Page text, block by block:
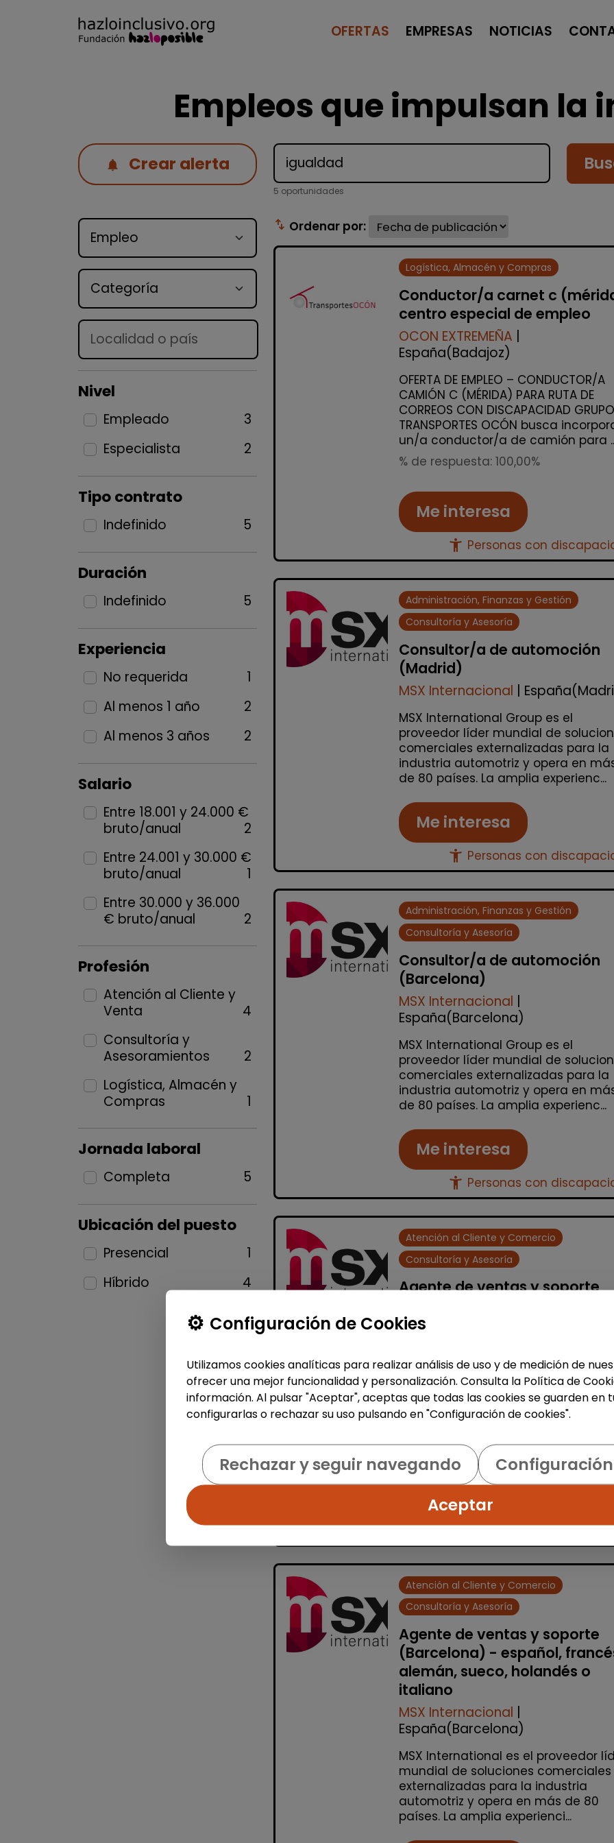
OFERTAS EMPRESAS NOTICIAS
Empleos que impulsan la
Crear alerta
Tipo de oferta
Categoría
Lugar
Nivel
Empleado
3
Especialista
2
Tipo contrato
Indefinido 5
Duración
Indefinido 5
Experiencia
No requerida
1
Al menos 1 año
2
Al menos 3 años
2
Salario
Entre 18.001 y 24.000 €
bruto/anual
2
Entre 24.001 y 30.000 €
bruto/anual
1
Entre 30.000 y 36.000
€ bruto/anual
2
Profesión
Atención al Cliente y
Venta
4
Consultoría y
Asesoramientos
2
Logística, Almacén y
Compras
1
Jornada laboral
Completa 5
Ubicación del puesto
Presencial
1
Híbrido
4
5 oportunidades
swap_vert Ordenar por:
Logística, Almacén y Compras
Conductor/a carnet c
centro especial de empleo
OCON EXTREMEÑA |
España(Badajoz)
OFERTA DE EMPLEO – CONDUCTOR/A
CAMIÓN C (MÉRIDA) PARA RUTA DE
CORREOS CON DISCAPACIDAD GRUPO
TRANSPORTES OCÓN busca
un/a conductor/a de camión para
% de respuesta: 100,00%
Me interesa
accessibility_new Personas con
Administración, Finanzas y Gestión
Consultoría y Asesoría
Consultor/a de automoción
(Madrid)
MSX Internacional |
MSX International Group es el
proveedor líder mundial de
comerciales externalizadas para la
industria automotriz y opera en
de 80 países. La amplia experienc...
Me interesa
accessibility_new Personas con
Administración, Finanzas y Gestión
Consultoría y Asesoría
Consultor/a de automoción
(Barcelona)
MSX Internacional |
España(Barcelona)
MSX International Group es el
proveedor líder mundial de
comerciales externalizadas para la
industria automotriz y opera en
de 80 países. La amplia experienc...
Me interesa
accessibility_new Personas con
Atención al Cliente y Comercio
Consultoría y Asesoría
Agente de ventas y soporte
alemán, sueco, holandés o
MSX Internacional|
MSX International es el proveedor
mundial de soluciones comerciales
externalizadas para la industria
países. La amplia experienci...
Me interesa
accessibility_newPersonas con
Atención al Cliente y Comercio
Consultoría y Asesoría
Agente de ventas y soporte
(Barcelona) - español,
alemán, sueco, holandés o
italiano
MSX Internacional
España(Barcelona)
MSX International es el proveedor
mundial de soluciones comerciales
externalizadas para la industria
automotriz y opera en más de 80
países. La amplia experienci...
Configuración de Cookies
Utilizamos cookies analíticas para realizar análisis de uso y de medición de
ofrecer una mejor funcionalidad y personalización. Consulta la Política de
información. Al pulsar "Aceptar", aceptas que todas las cookies se guarden en
configurarlas o rechazar su uso pulsando en "Configuración de cookies".
Rechazar y seguir navegando
Aceptar